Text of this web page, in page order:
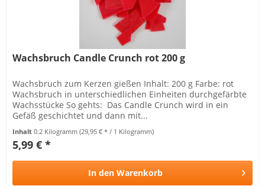
Wachsbruch Candle Crunch rot 200 g
Wachsbruch zum Kerzen gießen Inhalt: 200 g Farbe: rot
Wachsbruch in unterschiedlichen Einheiten durchgefärbte
Wachsstücke So gehts: Das Candle Crunch wird in ein
Gefäß geschichtet und dann mit...
Inhalt0.2 Kilogramm(29,95 € * / 1 Kilogramm)
5,99 € *
In den Warenkorb